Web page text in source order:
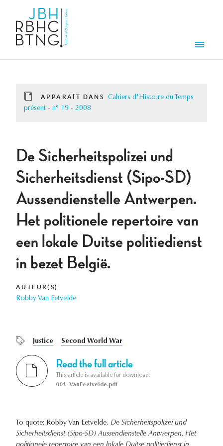
APPARAÎT DANS
Cahiers d'Histoire du Temps
présent - n° 19 - 2008
De Sicherheitspolizei und
Sicherheitsdienst (Sipo-SD)
Aussendienstelle Antwerpen.
Het politionele repertoire van
een lokale Duitse politiedienst
in bezet België.
AUTEUR(S)
Robby Van Eetvelde
Justice Second World War
Read the full article
This article is available for download:
004_VanEeetvelde.pdf
To quote: Robby Van Eetvelde, De Sicherheitspolizei und
Sicherheitsdienst (Sipo-SD) Aussendienstelle Antwerpen. Het